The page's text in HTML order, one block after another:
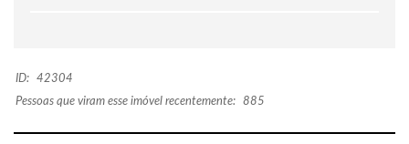
ID:
42304
Pessoas que viram esse imóvel recentemente:
885